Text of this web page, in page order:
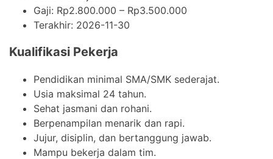
Gaji: Rp2.800.000 – Rp3.500.000
Terakhir: 2026-11-30
Kualifikasi Pekerja
Pendidikan minimal SMA/SMK sederajat.
Usia maksimal 24 tahun.
Sehat jasmani dan rohani.
Berpenampilan menarik dan rapi.
Jujur, disiplin, dan bertanggung jawab.
Mampu bekerja dalam tim.